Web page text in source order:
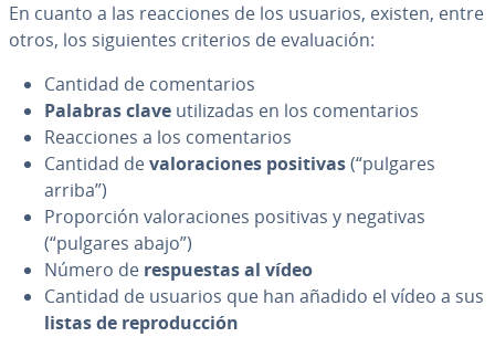
En cuanto a las reac­cio­nes de los usuarios, existen, entre
otros, los si­guie­n­tes criterios de eva­lua­ción:
Cantidad de co­me­n­ta­rios
Palabras clave uti­li­za­das en los co­me­n­ta­rios
Reac­cio­nes a los co­me­n­ta­rios
Cantidad deva­lo­ra­cio­nes positivas(“pulgares
arriba”)
Pro­po­r­ción va­lo­ra­cio­nes positivas y negativas
(“pulgares abajo”)
Número de re­s­pue­s­tas al vídeo
Cantidad de usuarios que han añadido el vídeo a sus
listas de re­pro­du­c­ción